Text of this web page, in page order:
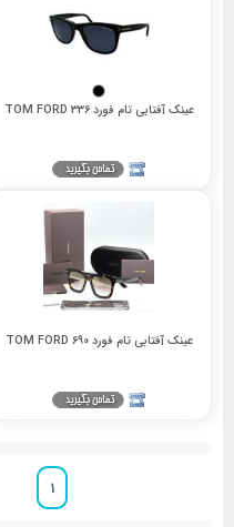
عینک آفتابی تام فورد 336 TOM FORD
عینک آفتابی تام فورد 690 TOM FORD
1